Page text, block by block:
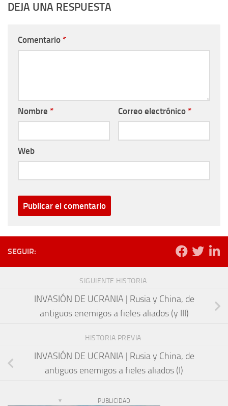
DEJA UNA RESPUESTA
Comentario *
Nombre * Correo electrónico *
Web
SEGUIR:
SIGUIENTE HISTORIA
INVASIÓN DE UCRANIA | Rusia y China, de
antiguos enemigos a fieles aliados (y III)
HISTORIA PREVIA
INVASIÓN DE UCRANIA | Rusia y China, de
antiguos enemigos a fieles aliados (I)
PUBLICIDAD